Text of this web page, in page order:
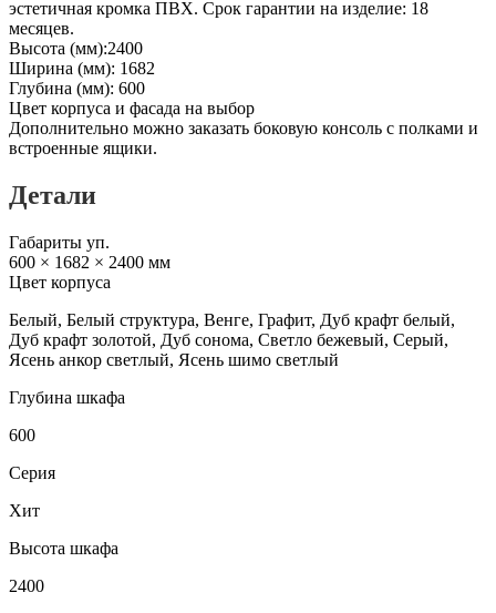
эстетичная кромка ПВХ. Срок гарантии на изделие: 18
месяцев.
Высота (мм):2400
Ширина (мм): 1682
Глубина (мм): 600
Цвет корпуса и фасада на выбор
Дополнительно можно заказать боковую консоль с полками и
встроенные ящики.
Детали
Габариты уп.
600 × 1682 × 2400 мм
Цвет корпуса
Белый, Белый структура, Венге, Графит, Дуб крафт белый,
Дуб крафт золотой, Дуб сонома, Светло бежевый, Серый,
Ясень анкор светлый, Ясень шимо светлый
Глубина шкафа
600
Серия
Хит
Высота шкафа
2400